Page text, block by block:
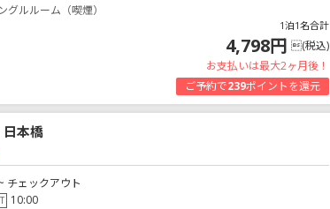
グルルーム（喫煙）
1泊1名合計
4,798円 (税込)
お支払いは最大2ヶ月後！
ご予約で239ポイントを還元
本橋
チェックアウト
10:00